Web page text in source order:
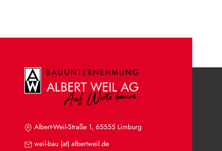
Albert-Weil-Straße 1, 65555 Limburg
weil-bau (at) albertweil.de